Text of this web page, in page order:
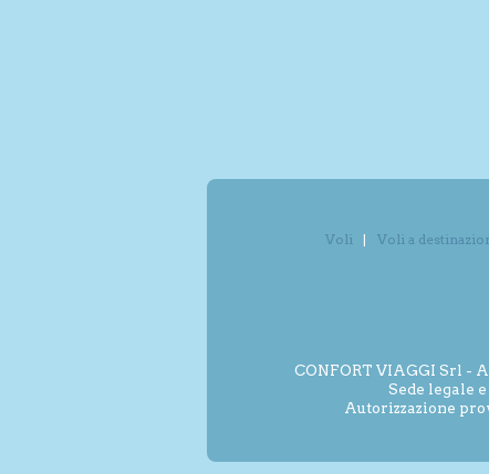
Voli
Voli a
CONFORT VIAGGI Srl -
Sede legale
Autorizzazione